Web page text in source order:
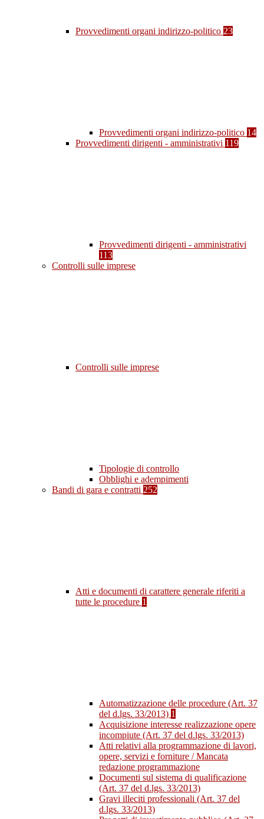
Provvedimenti organi indirizzo-politico 23
Provvedimenti organi indirizzo-politico 14
Provvedimenti dirigenti - amministrativi 119
Provvedimenti dirigenti - amministrativi
113
Controlli sulle imprese
Controlli sulle imprese
Tipologie di controllo
Obblighi e adempimenti
Bandi di gara e contratti 252
Atti e documenti di carattere generale riferiti a
tutte le procedure 1
Automatizzazione delle procedure (Art. 37
del d.lgs. 33/2013) 1
Acquisizione interesse realizzazione opere
incompiute (Art. 37 del d.lgs. 33/2013)
Atti relativi alla programmazione di lavori,
opere, servizi e forniture / Mancata
redazione programmazione
Documenti sul sistema di qualificazione
(Art. 37 del d.lgs. 33/2013)
Gravi illeciti professionali (Art. 37 del
d.lgs. 33/2013)